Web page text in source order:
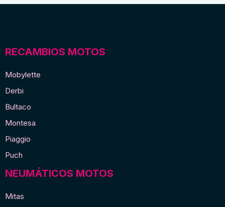
herramientas
RECAMBIOS MOTOS
Mobylette
Derbi
Bultaco
Montesa
Piaggio
Puch
NEUMÁTICOS MOTOS
Mitas